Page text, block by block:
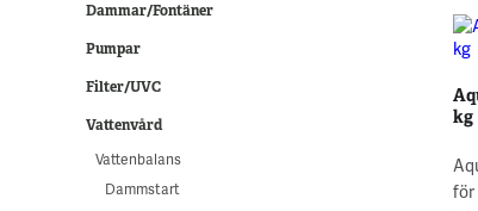
Dammar/Fontäner
Pumpar
Filter/UVC
Vattenvård
Vattenbalans
Dammstart
kg
för